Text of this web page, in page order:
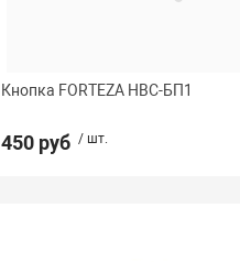
Кнопка FORTEZA НВС-БП1
450 руб / шт.